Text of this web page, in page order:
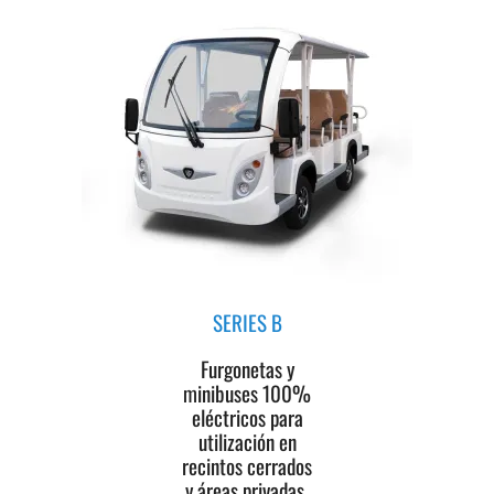
SERIES B
Furgonetas y
minibuses 100%
eléctricos para
utilización en
recintos cerrados